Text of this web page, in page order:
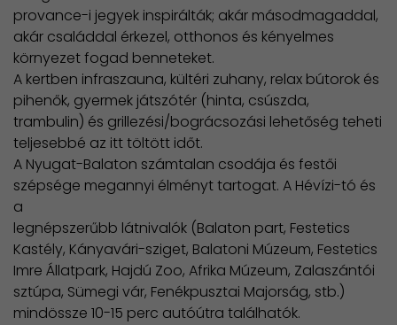
provance-i jegyek inspirálták; akár másodmagaddal,
akár családdal érkezel, otthonos és kényelmes
környezet fogad benneteket.
A kertben infraszauna, kültéri zuhany, relax bútorok és
pihenők, gyermek játszótér (hinta, csúszda,
trambulin) és grillezési/bográcsozási lehetőség teheti
teljesebbé az itt töltött időt.
A Nyugat-Balaton számtalan csodája és festői
szépsége megannyi élményt tartogat. A Hévízi-tó és
a
legnépszerűbb látnivalók (Balaton part, Festetics
Kastély, Kányavári-sziget, Balatoni Múzeum, Festetics
Imre Állatpark, Hajdú Zoo, Afrika Múzeum, Zalaszántói
sztúpa, Sümegi vár, Fenékpusztai Majorság, stb.)
mindössze 10-15 perc autóútra találhatók.